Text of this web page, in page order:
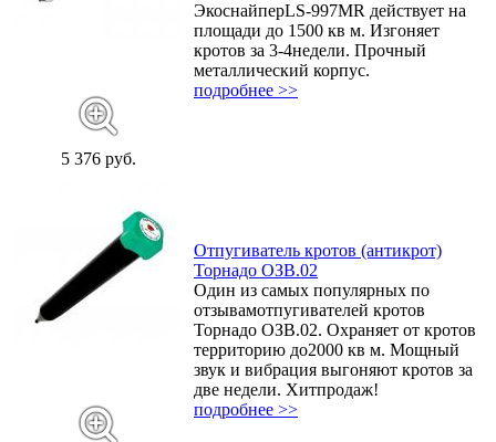
5 376 руб.
ЭкоснайперLS-997MR действует на
площади до 1500 кв м. Изгоняет
кротов за 3-4недели. Прочный
металлический корпус.
подробнее >>
Отпугиватель кротов (антикрот)
Торнадо ОЗВ.02
Один из самых популярных по
отзывамотпугивателей кротов
Торнадо ОЗВ.02. Охраняет от кротов
территорию до2000 кв м. Мощный
звук и вибрация выгоняют кротов за
две недели. Хитпродаж!
подробнее >>